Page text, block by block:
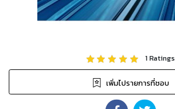
1Ratings
เพิ่มไปรายการที่ชอบ